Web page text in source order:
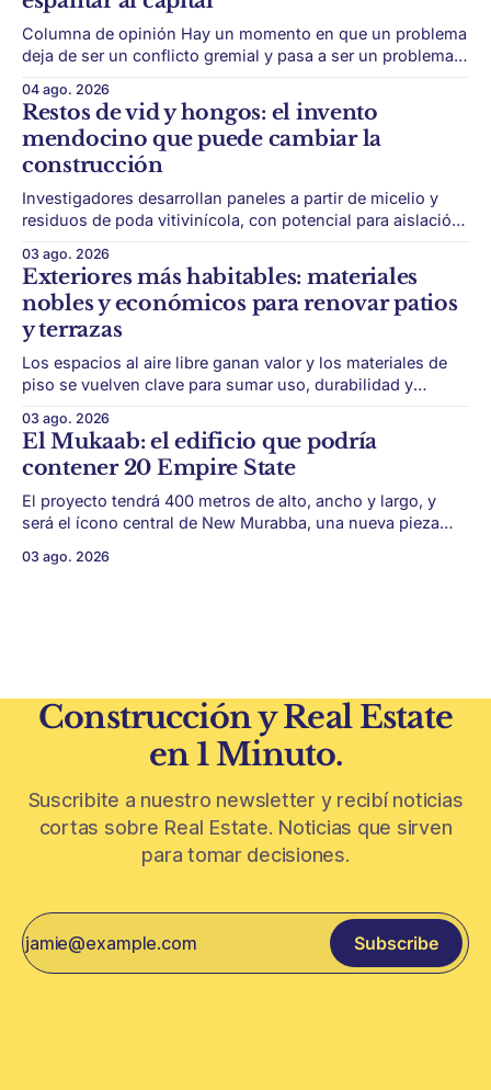
Columna de opinión Hay un momento en que un problema
deja de ser un conflicto gremial y pasa a ser un problema
sin rodeos: lo que está en juego en Punta del Este no es
una obra, ni una temporada,
04 ago. 2026
Restos de vid y hongos: el invento
mendocino que puede cambiar la
construcción
Investigadores desarrollan paneles a partir de micelio y
residuos de poda vitivinícola, con potencial para aislación
puede convertir un residuo vitivinícola en un material de
construcción. El desarrollo parte de restos de poda de vid
y micelio, la parte vegetativa de los
03 ago. 2026
Exteriores más habitables: materiales
nobles y económicos para renovar patios
y terrazas
Los espacios al aire libre ganan valor y los materiales de
piso se vuelven clave para sumar uso, durabilidad y
y terrazas se volvieron protagonistas de la vivienda.
Después de años en los que el exterior era visto como un
plus,
03 ago. 2026
El Mukaab: el edificio que podría
contener 20 Empire State
El proyecto tendrá 400 metros de alto, ancho y largo, y
será el ícono central de New Murabba, una nueva pieza
avanza con una de las obras más ambiciosas del
03 ago. 2026
Construcción y Real Estate
en 1 Minuto.
Suscribite a nuestro newsletter y recibí noticias
cortas sobre Real Estate. Noticias que sirven
para tomar decisiones.
Subscribe